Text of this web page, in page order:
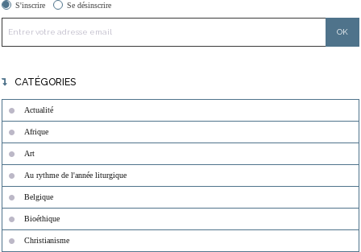
S'inscrire Se désinscrire
CATÉGORIES
Actualité
Afrique
Art
Au rythme de l'année liturgique
Belgique
Bioéthique
Christianisme